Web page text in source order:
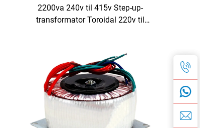
2200va 240v til 415v Step-up-
transformator Toroidal 220v til